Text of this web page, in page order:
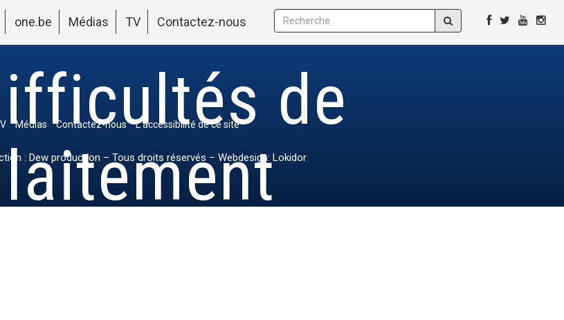
one.be Médias TV Contactez-nous
de
Médias Contactez-nous L’accessibilité de ce site
: Dew production – Tous droits réservés – Webdesign: Lokidor